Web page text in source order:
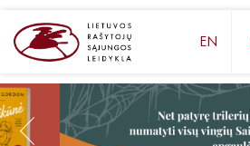
KNYGŲ DĖŽUTĖ -
EN